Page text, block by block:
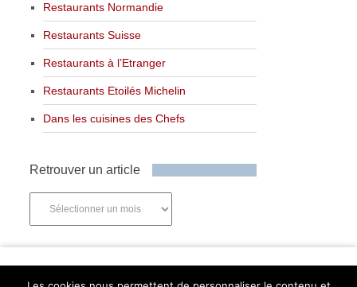
Restaurants Normandie
Restaurants Suisse
Restaurants à l’Etranger
Restaurants Etoilés Michelin
Dans les cuisines des Chefs
Retrouver un article